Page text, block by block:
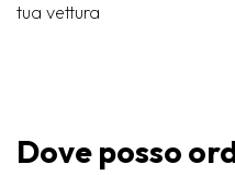
tua vettura
Dove posso